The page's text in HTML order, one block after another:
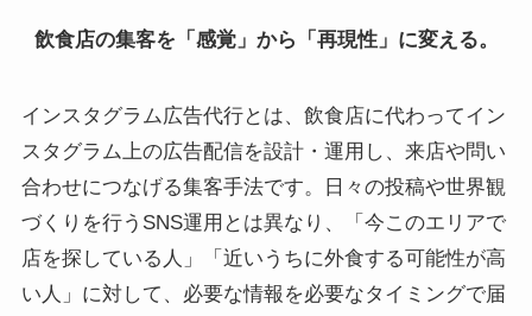
飲食店の集客を「感覚」から「再現性」に変える。
インスタグラム広告代行とは、飲食店に代わってイン
スタグラム上の広告配信を設計・運用し、来店や問い
合わせにつなげる集客手法です。日々の投稿や世界観
づくりを行うSNS運用とは異なり、「今このエリアで
店を探している人」「近いうちに外食する可能性が高
い人」に対して、必要な情報を必要なタイミングで届